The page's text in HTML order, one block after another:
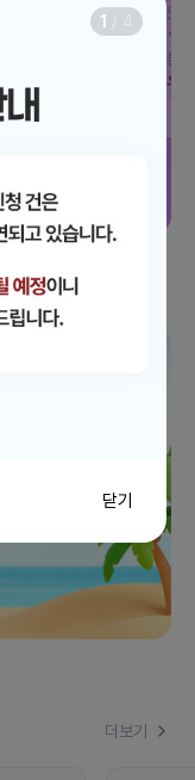
통
더보기
이벤트 더보기
닫기
1